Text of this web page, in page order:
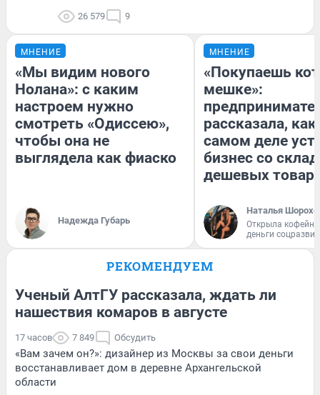
26 579 9
МНЕНИЕ
«Мы видим нового
Нолана»: с каким
настроем нужно
смотреть «Одиссею»,
чтобы она не
выглядела как фиаско
Надежда Губарь
МНЕНИЕ
«Покупаешь
мешке»:
рассказала, как
самом деле
бизнес со
дешевых
Наталья
Открыла
деньги
РЕКОМЕНДУЕМ
Ученый АлтГУ рассказала, ждать ли
нашествия комаров в августе
17 часов 7 849 Обсудить
«Вам зачем он?»: дизайнер из Москвы за свои деньги
восстанавливает дом в деревне Архангельской
области